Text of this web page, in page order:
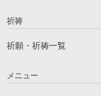
祈祷
祈願・祈祷一覧
メニュー